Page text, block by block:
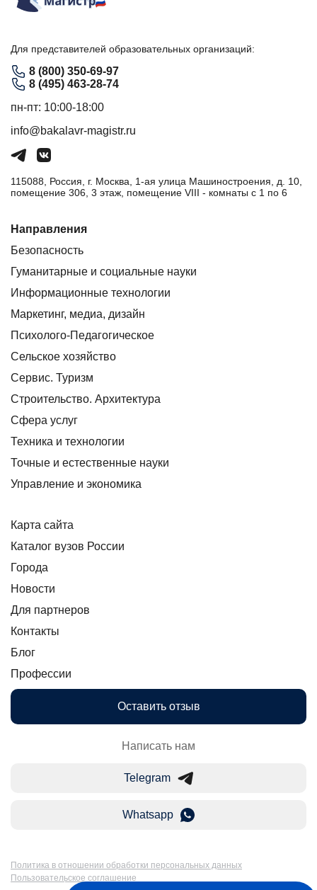
Для представителей образовательных организаций:
8 (800) 350-69-97
8 (495) 463-28-74
пн-пт: 10:00-18:00
info@bakalavr-magistr.ru
115088, Россия, г. Москва, 1-ая улица Машиностроения, д. 10,
помещение 306, 3 этаж, помещение VIII - комнаты с 1 по 6
Направления
Безопасность
Гуманитарные и социальные науки
Информационные технологии
Маркетинг, медиа, дизайн
Психолого-Педагогическое
Сельское хозяйство
Сервис. Туризм
Строительство. Архитектура
Сфера услуг
Техника и технологии
Точные и естественные науки
Управление и экономика
Карта сайта
Каталог вузов России
Города
Новости
Для партнеров
Контакты
Блог
Профессии
Оставить отзыв
Написать нам
Telegram
Whatsapp
Политика в отношении обработки персональных данных
Пользовательское соглашение